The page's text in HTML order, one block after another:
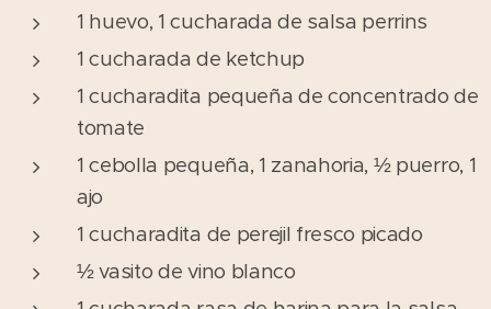
1 huevo, 1 cucharada de salsa perrins
1 cucharada de ketchup
1 cucharadita pequeña de concentrado de
tomate
1 cebolla pequeña, 1 zanahoria, ½ puerro, 1
ajo
1 cucharadita de perejil fresco picado
½ vasito de vino blanco